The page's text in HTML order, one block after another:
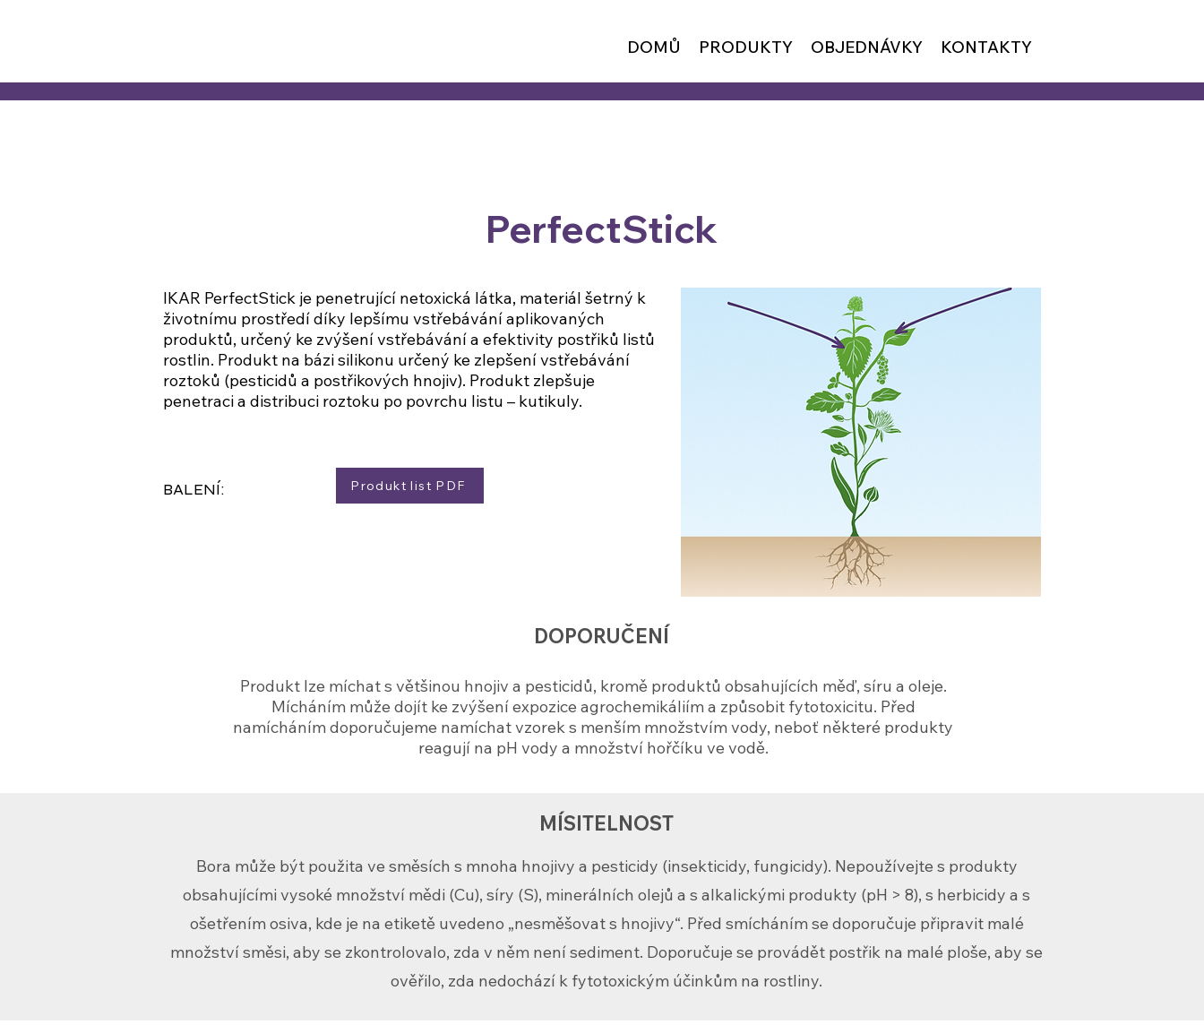
DOMŮ PRODUKTY OBJEDNÁVKY KONTAKTY
PerfectStick
IKAR PerfectStick je penetrující netoxická látka, materiál šetrný k
životnímu prostředí díky lepšímu vstřebávání aplikovaných
produktů, určený ke zvýšení vstřebávání a efektivity postřiků listů
rostlin. Produkt na bázi silikonu určený ke zlepšení vstřebávání
roztoků (pesticidů a postřikových hnojiv). Produkt zlepšuje
penetraci a distribuci roztoku po povrchu listu – kutikuly.
BALENÍ: Produkt list PDF
DOPORUČENÍ
Produkt lze míchat s většinou hnojiv a pesticidů, kromě produktů obsahujících měď, síru a oleje.
Mícháním může dojít ke zvýšení expozice agrochemikáliím a způsobit fytotoxicitu. Před
namícháním doporučujeme namíchat vzorek s menším množstvím vody, neboť některé produkty
reagují na pH vody a množství hořčíku ve vodě.
MÍSITELNOST
Bora může být použita ve směsích s mnoha hnojivy a pesticidy (insekticidy, fungicidy). Nepoužívejte s produkty
obsahujícími vysoké množství mědi (Cu), síry (S), minerálních olejů a s alkalickými produkty (pH > 8), s herbicidy a s
ošetřením osiva, kde je na etiketě uvedeno „nesměšovat s hnojivy“. Před smícháním se doporučuje připravit malé
množství směsi, aby se zkontrolovalo, zda v něm není sediment. Doporučuje se provádět postřik na malé ploše, aby se
ověřilo, zda nedochází k fytotoxickým účinkům na rostliny.